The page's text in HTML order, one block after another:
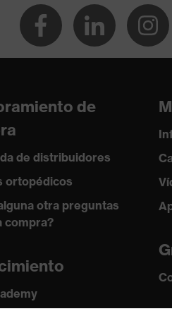
5 % Aramida, 3 % Poliamida, 1 %
8 % Elastano®
de
de distribuidores
ortopédicos
otra preguntas
compra?